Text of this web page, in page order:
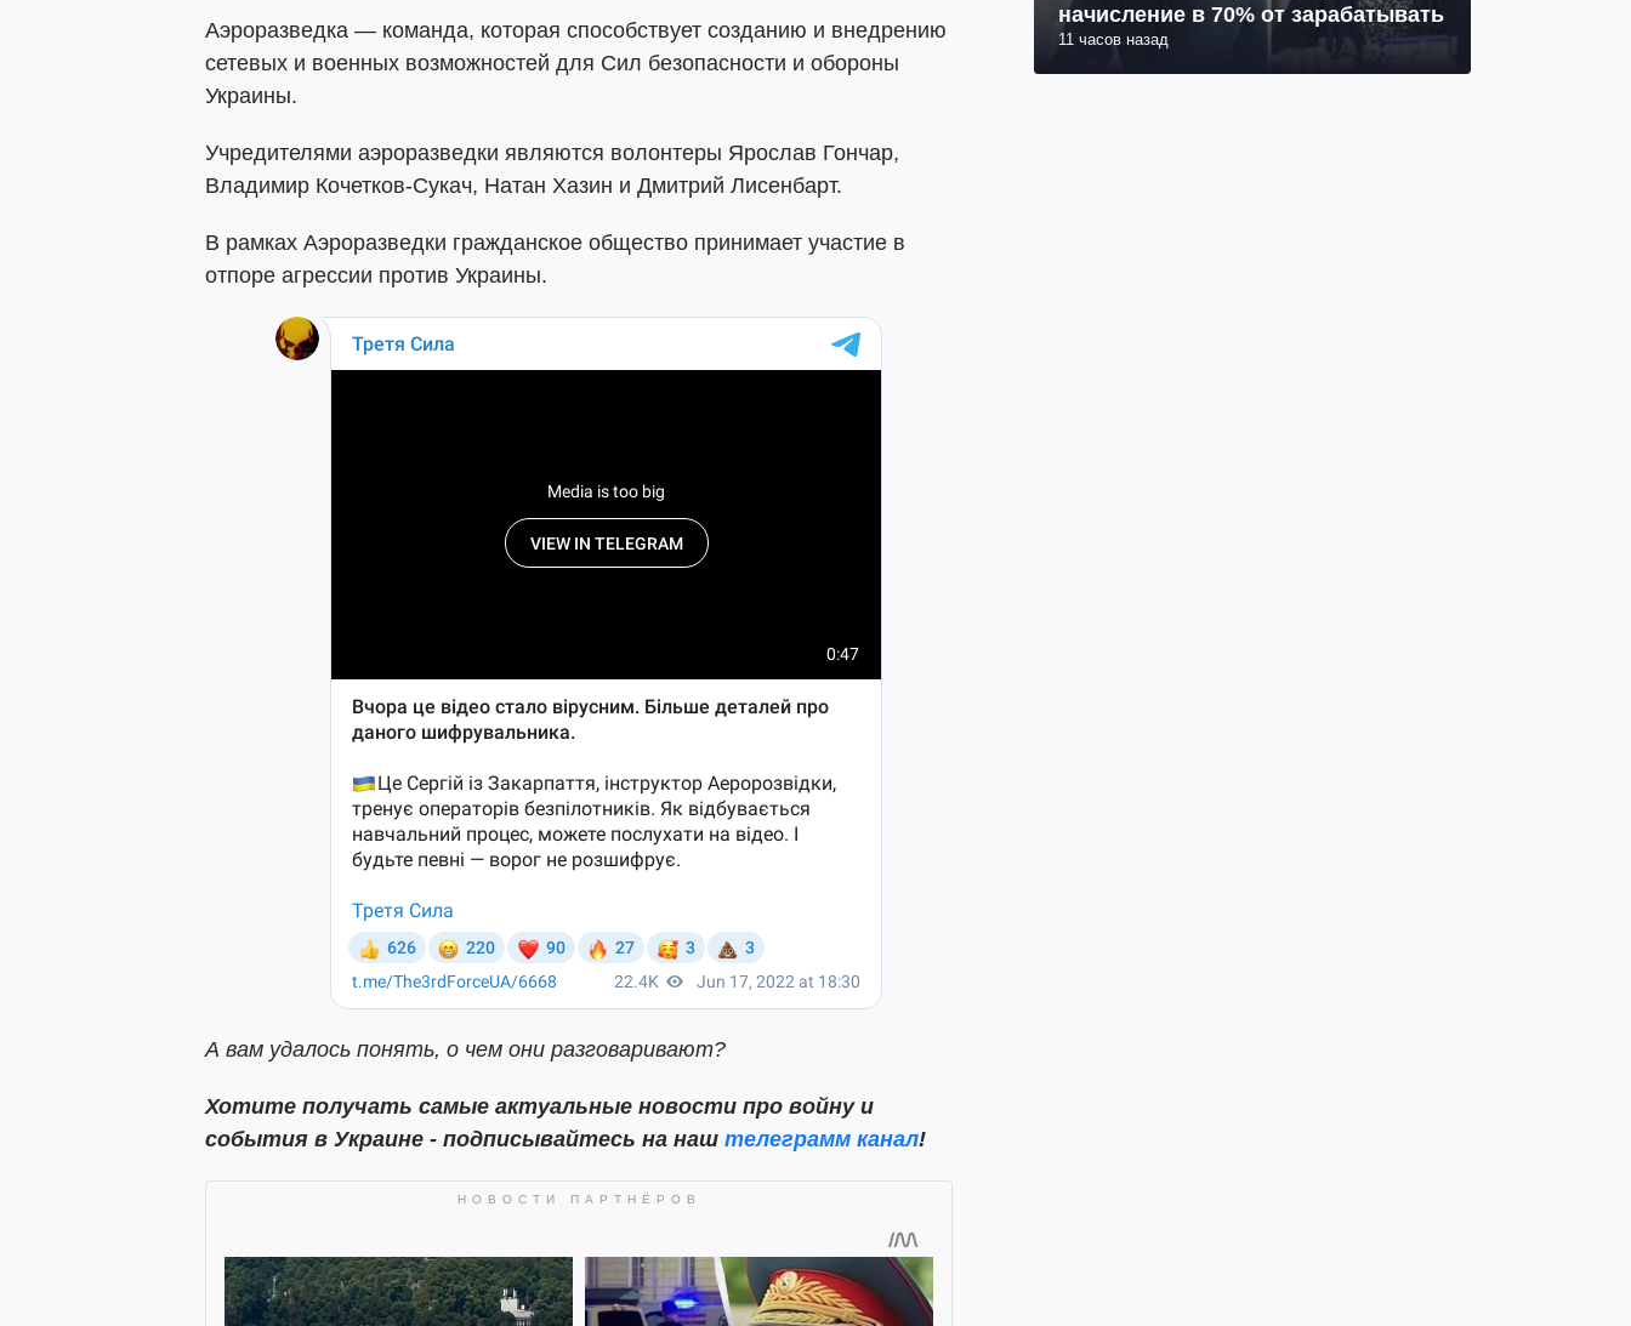
Аэроразведка — команда, которая способствует созданию и внедрению
сетевых и военных возможностей для Сил безопасности и обороны
Украины.
Учредителями аэроразведки являются волонтеры Ярослав Гончар,
Владимир Кочетков-Сукач, Натан Хазин и Дмитрий Лисенбарт.
В рамках Аэроразведки гражданское общество принимает участие в
отпоре агрессии против Украины.
А вам удалось понять, о чем они разговаривают?
Хотите получать самые актуальные новости про войну и
события в Украине - подписывайтесь на наш телеграмм канал!
начисление в 70% от зарабатывать
11 часов назад